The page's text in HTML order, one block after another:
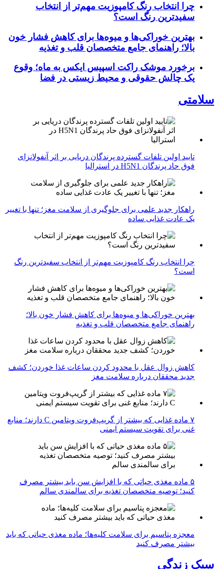
چرا انتخاب رنگ کامپوزیت مهم‌تر از انتخاب
سفیدترین رنگ است؟
بهترین خوراکی‌ها و میوه‌ها برای کاهش فشار خون
بالا؛ راهنمای جامع متخصصان قلب و تغذیه
برخورد موشک راکت اسپیس ایکس به ماه؛ وقوع
یک چالش حقوقی و محیط زیستی در فضا
سلامتی
تایید اولین تلفات گسترده پرندگان دریایی بر اثر آنفولانزای
فوق حاد پرندگان H5N1 در استرالیا
راهکار جدید علمی برای جلوگیری از سلامت مغز؛ تنها با تغییر
یک عادت غذایی ساده
چرا انتخاب رنگ کامپوزیت مهم‌تر از انتخاب سفیدترین رنگ
است؟
بهترین خوراکی‌ها و میوه‌ها برای کاهش فشار خون بالا؛
راهنمای جامع متخصصان قلب و تغذیه
کاهش زوال عقل با محدود کردن ساعات غذا خوردن؛ کشف
جدید محققان درباره سلامت مغز
۷ ماده غذایی که بیشتر از گریپ‌فروت ویتامین C دارند؛ منابع
غنی برای تقویت سیستم ایمنی
۵ ماده مغذی حیاتی که با افزایش سن باید بیشتر مصرف
کنید؛ توصیه متخصصان تغذیه برای سالمندی سالم
معجزه پتاسیم برای سلامت کلیه‌ها؛ ماده مغذی حیاتی که باید
بیشتر مصرف کنید
سبک زندگی